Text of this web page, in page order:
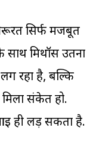
सिर्फ मजबूत
मिथॉस उतना
रहा है, बल्कि
संकेत हो.
ही लड़ सकता है.